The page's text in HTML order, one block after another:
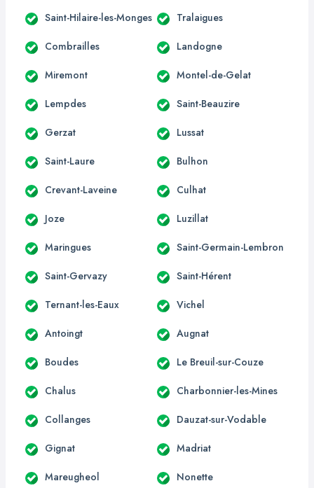
Saint-Hilaire-les-Monges Tralaigues
Combrailles Landogne
Miremont Montel-de-Gelat
Lempdes Saint-Beauzire
Gerzat Lussat
Saint-Laure Bulhon
Crevant-Laveine Culhat
Joze Luzillat
Maringues Saint-Germain-Lembron
Saint-Gervazy Saint-Hérent
Ternant-les-Eaux Vichel
Antoingt Augnat
Boudes Le Breuil-sur-Couze
Chalus Charbonnier-les-Mines
Collanges Dauzat-sur-Vodable
Gignat Madriat
Mareugheol Nonette